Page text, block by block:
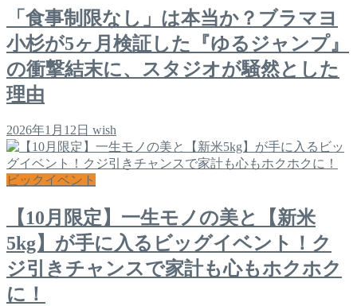
「食事制限なし」は本当か？ブラマヨ
小杉が5ヶ月検証した『ゆるジャンプ』
の衝撃結末に、スタジオが騒然とした
理由
2026年1月12日 wish
ビックイベント
【10月限定】一生モノの美と【新米
5kg】が手に入るビッグイベント！ク
ジ引きチャンスで家計も心もホクホク
に！